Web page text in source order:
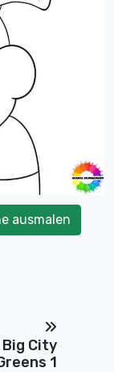
ausmalen
Big City
1